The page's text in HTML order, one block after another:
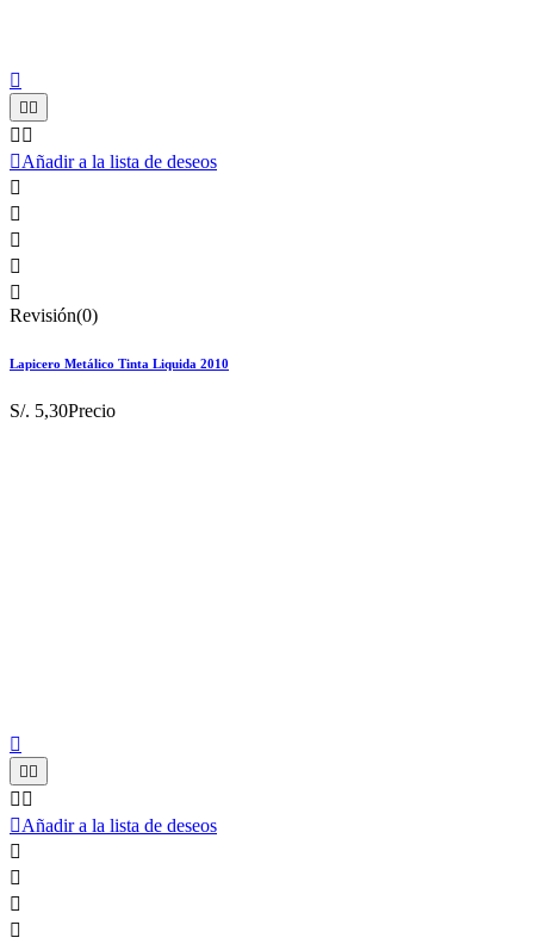


 
Añadir a la lista de deseos





Revisión(0)
Lapicero Metálico Tinta Liquida 2010
S/. 5,30Precio


 
Añadir a la lista de deseos



